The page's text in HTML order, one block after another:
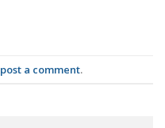
post a comment.